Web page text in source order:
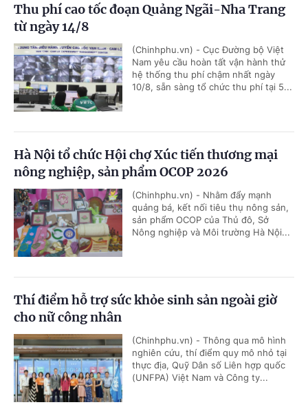
Thu phí cao tốc đoạn Quảng Ngãi-Nha Trang
từ ngày 14/8
(Chinhphu.vn) - Cục Đường bộ Việt
Nam yêu cầu hoàn tất vận hành thử
hệ thống thu phí chậm nhất ngày
10/8, sẵn sàng tổ chức thu phí tại 5...
Hà Nội tổ chức Hội chợ Xúc tiến thương mại
nông nghiệp, sản phẩm OCOP 2026
(Chinhphu.vn) - Nhằm đẩy mạnh
quảng bá, kết nối tiêu thụ nông sản,
sản phẩm OCOP của Thủ đô, Sở
Nông nghiệp và Môi trường Hà Nội...
Thí điểm hỗ trợ sức khỏe sinh sản ngoài giờ
cho nữ công nhân
(Chinhphu.vn) - Thông qua mô hình
nghiên cứu, thí điểm quy mô nhỏ tại
thực địa, Quỹ Dân số Liên hợp quốc
(UNFPA) Việt Nam và Công ty...